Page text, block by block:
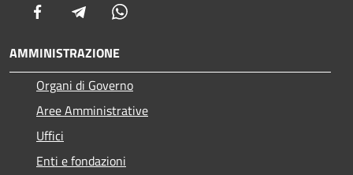
Facebook Telegram
AMMINISTRAZIONE
Organi di Governo
Aree Amministrative
Uffici
Enti e fondazioni